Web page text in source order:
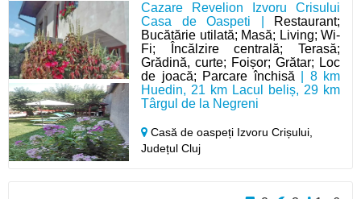
Cazare Revelion Izvoru Crisului
Casa de Oaspeti |
Restaurant;
Bucătărie utilată; Masă; Living; Wi-
Fi; Încălzire centrală; Terasă;
Grădină, curte; Foișor; Grătar; Loc
de joacă; Parcare închisă | 8 km
Huedin, 21 km Lacul beliș, 29 km
Târgul de la Negreni
Casă de oaspeți Izvoru Crișului,
Județul Cluj